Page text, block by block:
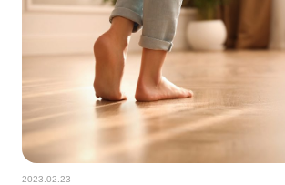
2023.02.23